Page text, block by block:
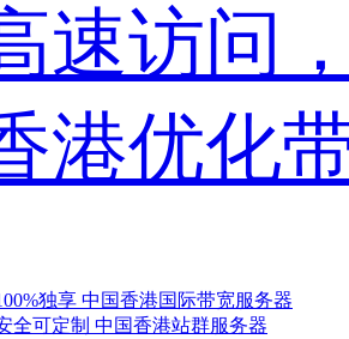
速访问
港优化
独享 中国香港国际带宽服务器
全可定制 中国香港站群服务器